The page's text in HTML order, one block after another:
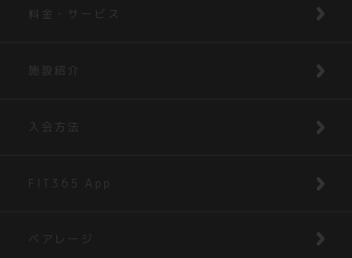
料金・サービス
施設紹介
入会方法
FIT365 App
ベアレージ